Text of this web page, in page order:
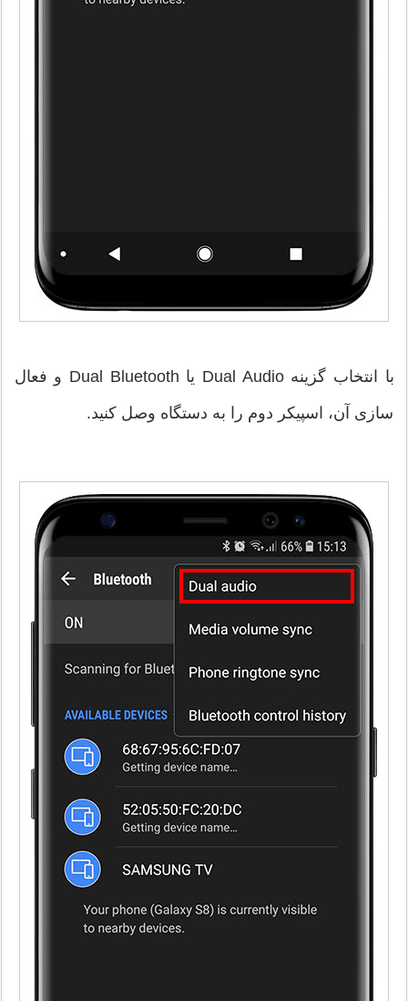
با انتخاب گزینه Dual Audio یا Dual Bluetooth و فعال
سازی آن، اسپیکر دوم را به دستگاه وصل کنید.